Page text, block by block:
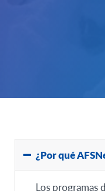
¿Por qué
Los programas